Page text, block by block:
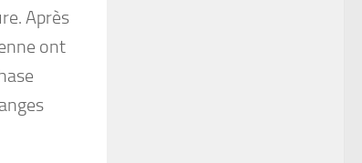
Après
ont